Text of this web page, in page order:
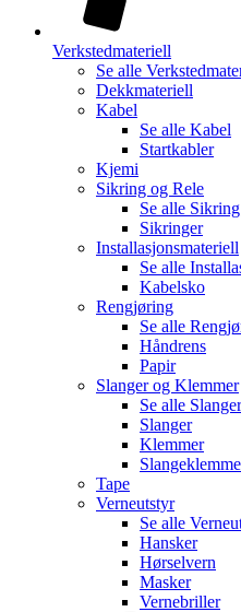
Verkstedmateriell
Se alle
Dekkmateriell
Kabel
Se alle Kabel
Startkabler
Kjemi
Sikring og Rele
Se alle
Sikringer
Installasjonsmateriell
Se alle
Kabelsko
Rengjøring
Se alle
Håndrens
Papir
Slanger og Klemmer
Se alle
Slanger
Klemmer
Tape
Verneutstyr
Se alle
Hansker
Hørselvern
Masker
Vernebriller